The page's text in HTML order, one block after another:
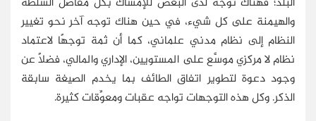
والهيمنة على كل شيء، في حين هناك توجه آخر نحو تغيير
النظام إلى نظام مدني علماني، كما أن ثمة توجهًا لاعتماد
نظام لا مركزي موسَّع على المستويين، الإداري والمالي، فضلًا عن
وجود دعوة لتطوير اتفاق الطائف بما يخدم الصيغة سابقة
الذكر. وكل هذه التوجهات تواجه عقبات ومعوِّقات كثيرة.